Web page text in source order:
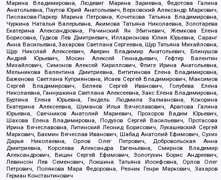
Марина Владимировна, Людевиг Марина Зариевна, Федотова Галина
Анатольевна, Паутов Юрий Анатольевич, Верховский Александр Маркович,
Пислакова-Паркер Марина Петровна, Кочеткова Татьяна Владимировна,
Чуркина Наталья Валерьевна, Акимова Татьяна Николаевна, Золотарева
Екатерина Александровна, Рачинский Ян Збигневич, Жемкова Елена
Борисовна, Гудков Лев Дмитриевич, Илларионова Юлия Юрьевна, Саранг
Анна Васильевна, Захарова Светлана Сергеевна, Щур Татьяна Михайловна,
Щур Николай Алексеевич, Аверин Владимир Анатольевич, Блинушов
Андрей Юрьевич, Мосин Алексей Геннадьевич, Гефтер Валентин
Михайлович, Симонов Алексей Кириллович, Флиге Ирина Анатольевна,
Мельникова Валентина Дмитриевна, Вититинова Елена Владимировна,
Баженова Светлана Куприяновна, Исаев Сергей Владимирович, Максимов
Сергей Владимирович, Беляев Сергей Иванович, Голубева Елена
Николаевна, Ганнушкина Светлана Алексеевна, Закс Елена Владимировна,
Буртина Елена Юрьевна, Гендель Людмила Залмановна, Кокорина
Екатерина Алексеевна, Шуманов Илья Вячеславович, Арапова Галина
Юрьевна, Свечников Анатолий Мариевич, Прохоров Вадим Юрьевич,
Шахова Елена Владимировна, Подузов Сергей Васильевич, Протасова
Ирина Вячеславовна, Литинский Леонид Борисович, Лукашевский Сергей
Маркович, Бахмин Вячеслав Иванович, Шабад Анатолий Ефимович, Сухих
Дарья Николаевна, Орлов Олег Петрович, Добровольская Анна
Дмитриевна, Королева Александра Евгеньевна, Смирнов Владимир
Александрович, Вицин Сергей Ефимович, Золотухин Борис Андреевич,
Левинсон Лев Семенович, Локшина Татьяна Иосифовна, Орлов Олег
Петрович, Полякова Мара Федоровна, Резник Генри Маркович, Захаров
Герман Константинович